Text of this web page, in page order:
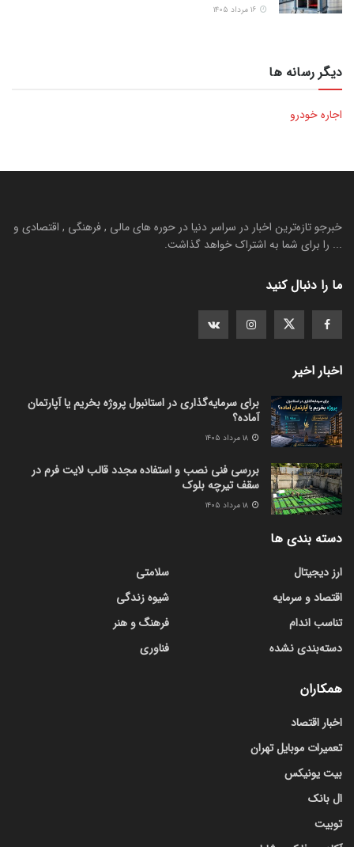
دیگر رسانه ها
اجاره خودرو
خبرجو تازه‌ترین اخبار در سراسر دنیا در حوره های مالی , فرهنگی , اقتصادی و
... را برای شما به اشتراک خواهد گذاشت.
ما را دنبال کنید
اخبار اخیر
برای سرمایه‌گذاری در استانبول پروژه بخریم یا آپارتمان
آماده؟
بررسی فنی نصب و استفاده مجدد قالب لایت فرم در
سقف تیرچه بلوک
دسته بندی ها
ارز دیجیتال
اقتصاد و سرمایه
تناسب اندام
دسته‌بندی نشده
سلامتی
شیوه زندگی
فرهنگ و هنر
فناوری
همکاران
اخبار اقتصاد
تعمیرات موبایل تهران
بیت یونیکس
ال بانک
توبیت